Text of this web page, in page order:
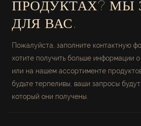
ПРОДУКТАХ? МЫ
ДЛЯ ВАС.
Пожалуйста, заполните контактную
хотите получить больше информации
или на нашем ассортименте
будьте терпеливы, ваши запросы будут
который они получены.